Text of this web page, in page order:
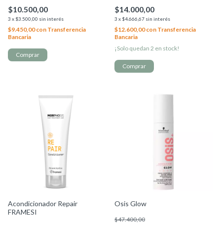
$10.500,00
3 x $3.500,00 sin interés
$9.450,00con Transferencia
Bancaria
$14.000,00
3 x $4.666,67 sin interés
$12.600,00con Transferencia
Bancaria
¡Solo quedan 2 en stock!
Acondicionador Repair
FRAMESI
Osis Glow
$47.400,00